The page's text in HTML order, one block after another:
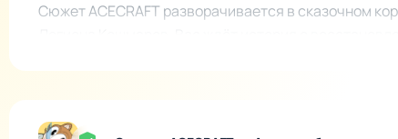
Сюжет ACECRAFT разворачивается в сказочном
цели. На выбор доступно восемь разных пилотов,